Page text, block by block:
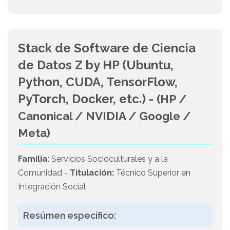
Stack de Software de Ciencia
de Datos Z by HP (Ubuntu,
Python, CUDA, TensorFlow,
PyTorch, Docker, etc.) - (HP /
Canonical / NVIDIA / Google /
Meta)
Familia: Servicios Socioculturales y a la
Comunidad - Titulación: Técnico Superior en
Integración Social
Resúmen específico: